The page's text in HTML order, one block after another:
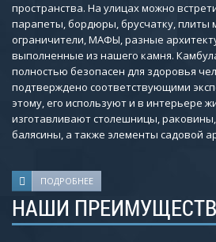
пространства. На улицах можно
парапеты, бордюры, брусчатку, плиты
ограничители, МАФЫ, разные
выполненные из нашего камня.
полностью безопасен для здоровья
подтверждено соответствующими
этому, его используют и в интерьере
изготавливают столешницы,
балясины, а также элементы садовой
ПОДРОБНЕЕ
НАШИ